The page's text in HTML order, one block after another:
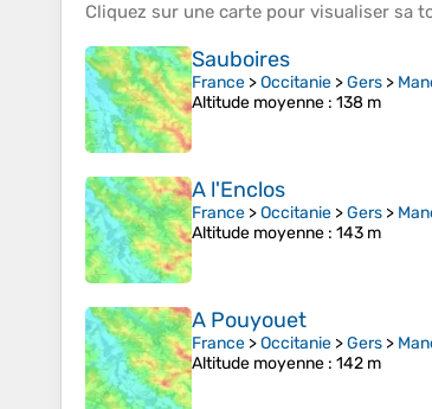
Cliquez sur une carte pour visualiser sa
Sauboires
France >Occitanie >Gers >
Altitude moyenne : 138 m
A l'Enclos
France >Occitanie >Gers >
Altitude moyenne : 143 m
A Pouyouet
France >Occitanie >Gers >
Altitude moyenne : 142 m